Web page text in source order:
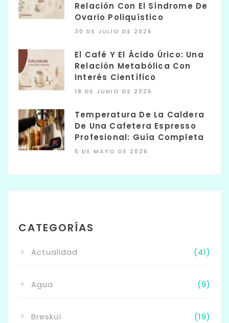
Relación Con El Síndrome De
Ovario Poliquístico
30 DE JULIO DE 2026
El Café Y El Ácido Úrico: Una
Relación Metabólica Con
Interés Científico
18 DE JUNIO DE 2026
Temperatura De La Caldera
De Una Cafetera Espresso
Profesional: Guía Completa
5 DE MAYO DE 2026
CATEGORÍAS
Actualidad (41)
Agua (9)
Bresküì (19)